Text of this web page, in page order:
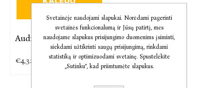
Audio Kalėdų pasakos
€4,32
Svetainėje naudojami slapukai. Norėdami pagerinti
svetainės funkcionalumą ir Jūsų patirtį, mes
naudojame slapukus prisijungimo duomenims įsiminti,
siekdami užtikrinti saugų prisijungimą, rinkdami
statistiką ir optimizuodami svetainę. Spustelėkite
„Sutinku“, kad priimtumėte slapukus.